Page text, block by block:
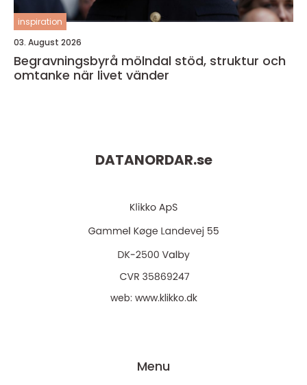
inspiration
03. August 2026
Begravningsbyrå mölndal stöd, struktur och
omtanke när livet vänder
DATANORDAR.se
web: www.klikko.dk
Menu